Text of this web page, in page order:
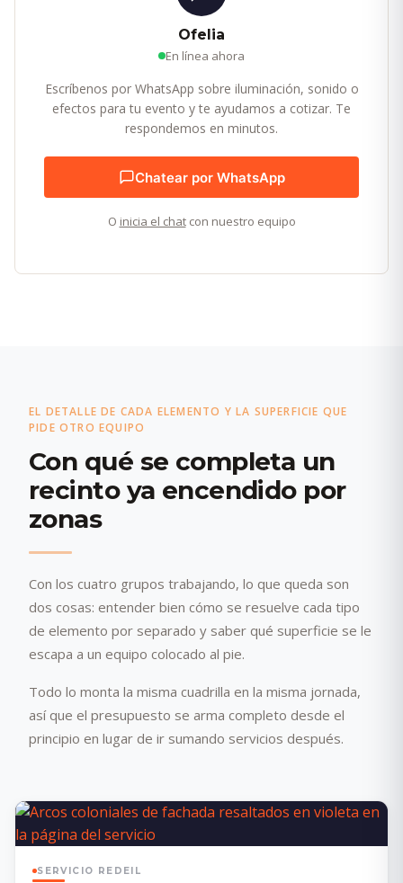
Ofelia
En línea ahora
Escríbenos por WhatsApp sobre iluminación, sonido o
efectos para tu evento y te ayudamos a cotizar. Te
respondemos en minutos.
Chatear por WhatsApp
O inicia el chatcon nuestro equipo
EL DETALLE DE CADA ELEMENTO Y LA SUPERFICIE QUE
PIDE OTRO EQUIPO
Con qué se completa un
recinto ya encendido por
zonas
Con los cuatro grupos trabajando, lo que queda son
dos cosas: entender bien cómo se resuelve cada tipo
de elemento por separado y saber qué superficie se le
escapa a un equipo colocado al pie.
Todo lo monta la misma cuadrilla en la misma jornada,
así que el presupuesto se arma completo desde el
principio en lugar de ir sumando servicios después.
SERVICIO REDEIL